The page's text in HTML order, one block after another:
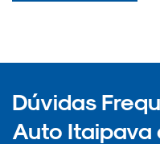
Dúvidas
Auto Itaipava